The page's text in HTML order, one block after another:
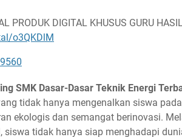
PRODUK DIGITAL KHUSUS GURU
o3QKDlM
SMK Dasar-Dasar Teknik Energi
tidak hanya mengenalkan siswa
ekologis dan semangat berinovasi.
siswa tidak hanya siap menghadapi